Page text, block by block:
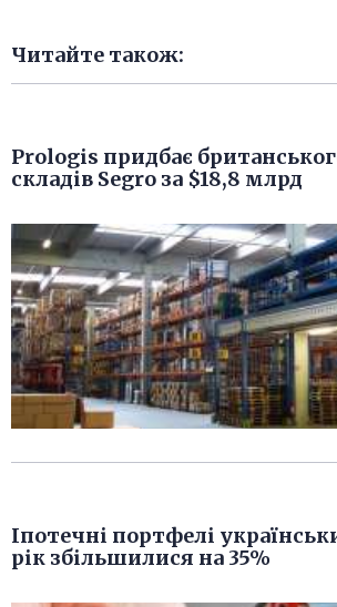
Читайте також:
Prologis придбає
складів Segro за $18,8 млрд
Іпотечні портфелі
рік збільшилися на 35%